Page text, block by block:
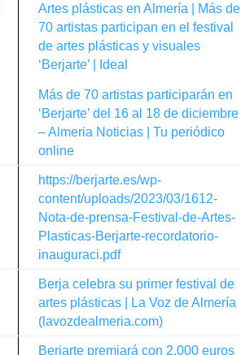
Artes plásticas en Almería | Más de
70 artistas participan en el festival
de artes plásticas yvisuales
‘Berjarte’ | Ideal
Más de 70 artistas participarán en
‘Berjarte’ del 16 al 18 de diciembre
– Almeria Noticias | Tu periódico
online
https://berjarte.es/wp-
content/uploads/2023/03/1612-
Nota-de-prensa-Festival-de-Artes-
Plasticas-Berjarte-recordatorio-
inauguraci.pdf
Berja celebra su primer festival de
artes plásticas | La Voz de Almería
(lavozdealmeria.com)
Berjarte premiará con 2.000 euros